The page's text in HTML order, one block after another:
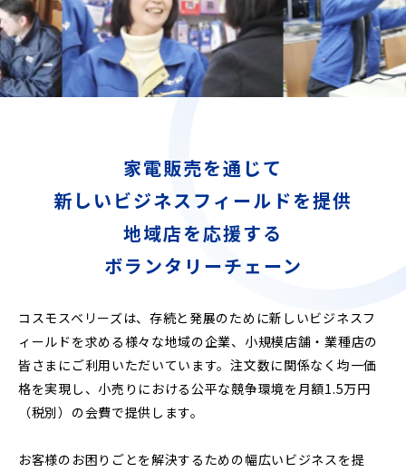
家電販売を通じて
新しいビジネスフィールドを提供
地域店を応援する
ボランタリーチェーン
コスモスベリーズは、存続と発展のために新しいビジネスフ
ィールドを求める様々な地域の企業、小規模店舗・業種店の
皆さまにご利用いただいています。注文数に関係なく均一価
格を実現し、小売りにおける公平な競争環境を月額1.5万円
（税別）の会費で提供します。
お客様のお困りごとを解決するための幅広いビジネスを提